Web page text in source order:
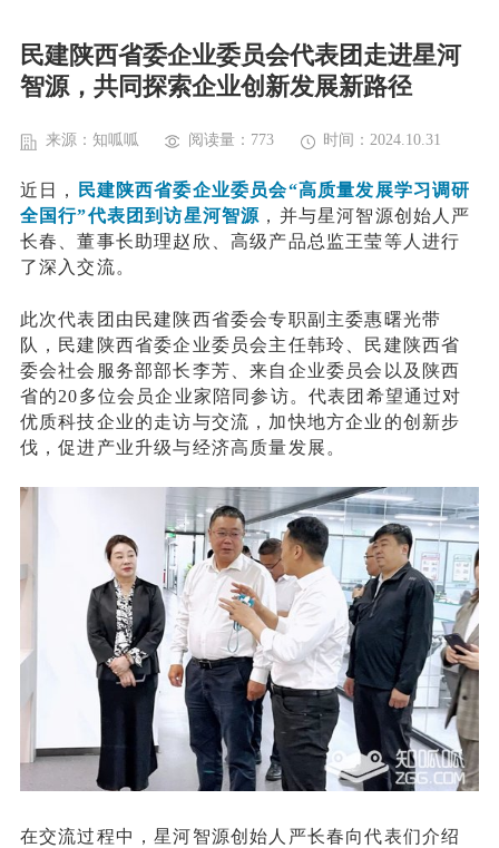
民建陕西省委企业委员会代表团走进星河
智源，共同探索企业创新发展新路径
来源：知呱呱 阅读量：773 时间：2024.10.31
近日， 民建陕西省委企业委员会“高质量发展学习调研
全国行”代表团到访星河智源 ，并与星河智源创始人严
长春、董事长助理赵欣、高级产品总监王莹等人进行
了深入交流。
此次代表团由民建陕西省委会专职副主委惠曙光带
队，民建陕西省委企业委员会主任韩玲、民建陕西省
委会社会服务部部长李芳、来自企业委员会以及陕西
省的20多位会员企业家陪同参访。代表团希望通过对
优质科技企业的走访与交流，加快地方企业的创新步
伐，促进产业升级与经济高质量发展。
在交流过程中，星河智源创始人严长春向代表们介绍